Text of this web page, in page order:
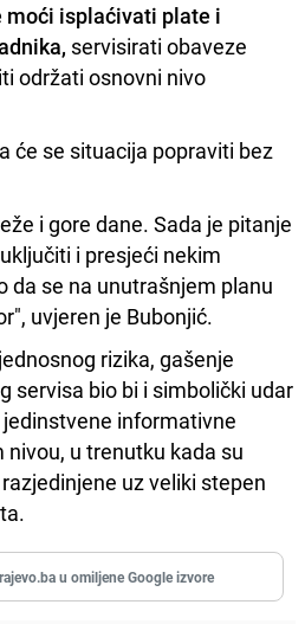
isplaćivati plate i
servisirati obaveze
održati osnovni nivo
će se situacija popraviti bez
i gore dane. Sada je pitanje
i presjeći nekim
da se na unutrašnjem planu
uvjeren je Bubonjić.
rizika, gašenje
servisa bio bi i simbolički udar
informativne
u trenutku kada su
uz veliki stepen
u omiljene Google izvore